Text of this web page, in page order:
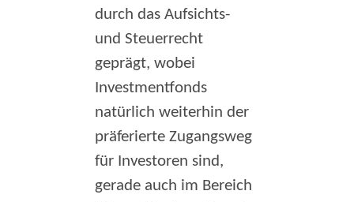
durch das Aufsichts-
und Steuerrecht
geprägt, wobei
Investmentfonds
natürlich weiterhin der
präferierte Zugangsweg
für Investoren sind,
gerade auch im Bereich